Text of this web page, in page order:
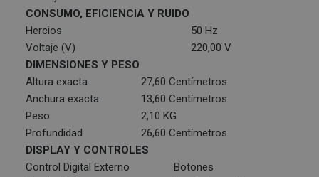
CONSUMO, EFICIENCIA Y RUIDO
Hercios
50 Hz
Voltaje (V)
220,00 V
DIMENSIONES Y PESO
Altura exacta
27,60 Centímetros
Anchura exacta
13,60 Centímetros
Peso
2,10 KG
Profundidad
26,60 Centímetros
DISPLAY Y CONTROLES
Control Digital Externo
Botones